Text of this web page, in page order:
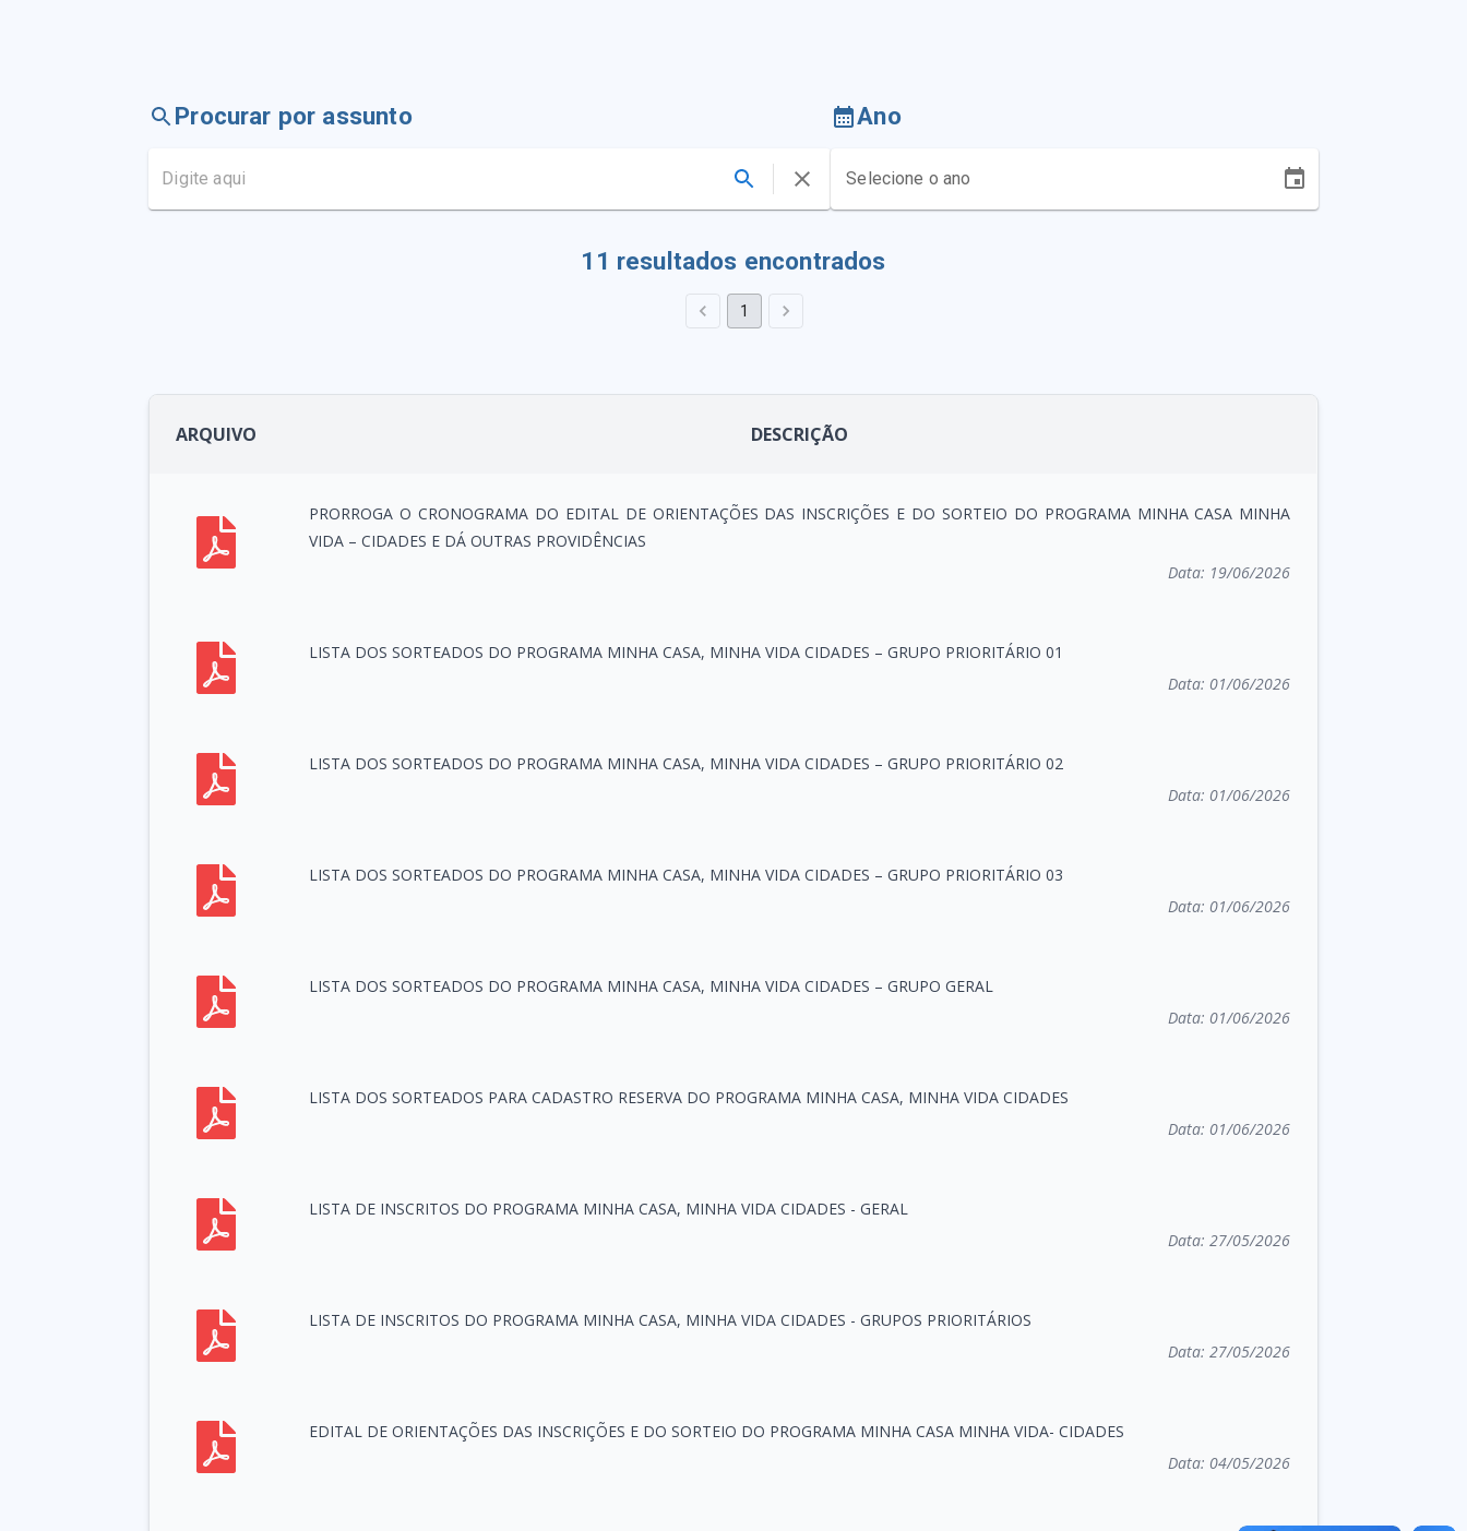
Procurar por assunto Ano
Selecione o ano
11 resultados encontrados
1
ARQUIVO DESCRIÇÃO
PRORROGA O CRONOGRAMA DO EDITAL DE ORIENTAÇÕES DAS INSCRIÇÕES E DO SORTEIO DO PROGRAMA MINHA CASA MINHA
VIDA – CIDADES E DÁ OUTRAS PROVIDÊNCIAS
Data: 19/06/2026
LISTA DOS SORTEADOS DO PROGRAMA MINHA CASA, MINHA VIDA CIDADES – GRUPO PRIORITÁRIO 01
Data:01/06/2026
LISTA DOS SORTEADOS DO PROGRAMA MINHA CASA, MINHA VIDA CIDADES – GRUPO PRIORITÁRIO 02
Data:01/06/2026
LISTA DOS SORTEADOS DO PROGRAMA MINHA CASA, MINHA VIDA CIDADES – GRUPO PRIORITÁRIO 03
Data:01/06/2026
LISTA DOS SORTEADOS DO PROGRAMA MINHA CASA, MINHA VIDA CIDADES – GRUPO GERAL
Data:01/06/2026
LISTA DOS SORTEADOS PARA CADASTRO RESERVA DO PROGRAMA MINHA CASA, MINHA VIDA CIDADES
Data:01/06/2026
LISTA DE INSCRITOS DO PROGRAMA MINHA CASA, MINHA VIDA CIDADES - GERAL
Data:27/05/2026
LISTA DE INSCRITOS DO PROGRAMA MINHA CASA, MINHA VIDA CIDADES - GRUPOS PRIORITÁRIOS
Data:27/05/2026
EDITAL DE ORIENTAÇÕES DAS INSCRIÇÕES E DO SORTEIO DO PROGRAMA MINHA CASA MINHA VIDA- CIDADES
Data:04/05/2026